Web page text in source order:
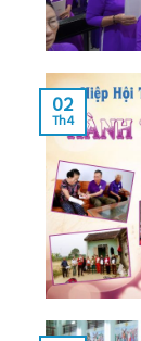
02
Th4